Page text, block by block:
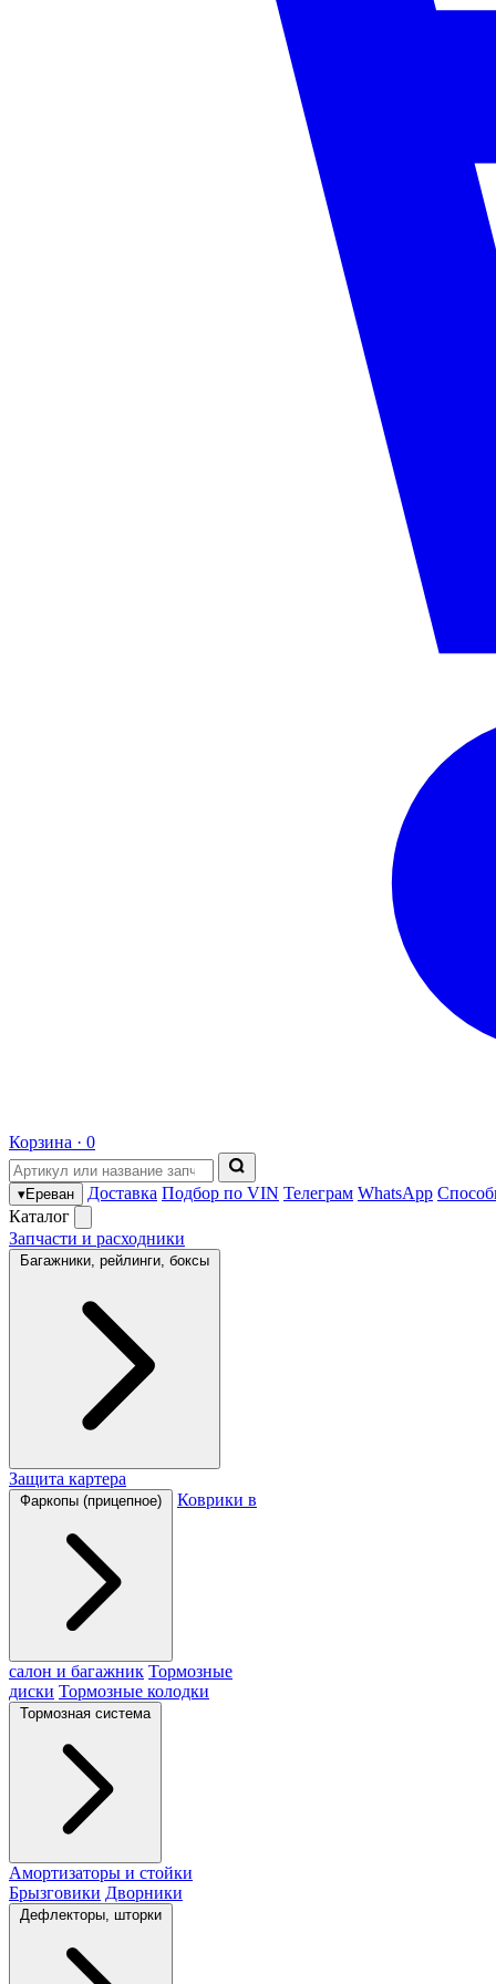
Корзина · 0
▾Ереван Доставка Подбор по VIN Телеграм WhatsApp
Каталог
Запчасти и расходники
Багажники, рейлинги, боксы
Защита картера
Фаркопы (прицепное) Коврики в
салон и багажник Тормозные
диски Тормозные колодки
Тормозная система
Амортизаторы и стойки
Брызговики Дворники
Дефлекторы, шторки